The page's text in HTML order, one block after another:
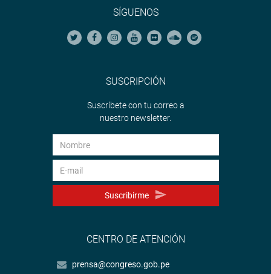
SÍGUENOS
SUSCRIPCIÓN
Suscríbete con tu correo a
nuestro newsletter.
Suscribirme
CENTRO DE ATENCIÓN
prensa@congreso.gob.pe